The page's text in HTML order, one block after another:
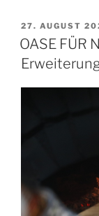
AM
27. AUGUST
OASE FÜR